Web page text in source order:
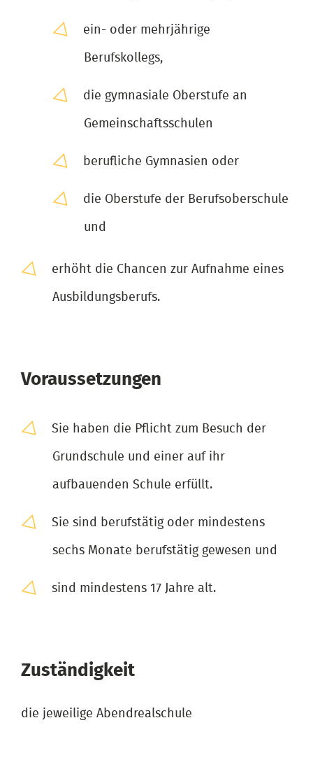
ein- oder mehrjährige
Berufskollegs,
die gymnasiale Oberstufe an
Gemeinschaftsschulen
berufliche Gymnasien oder
die Oberstufe der Berufsoberschule
und
erhöht die Chancen zur Aufnahme eines
Ausbildungsberufs.
Voraussetzungen
Sie haben die Pflicht zum Besuch der
Grundschule und einer auf ihr
aufbauenden Schule erfüllt.
Sie sind berufstätig oder mindestens
sechs Monate berufstätig gewesen und
sind mindestens 17 Jahre alt.
Zuständigkeit
die jeweilige Abendrealschule